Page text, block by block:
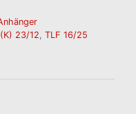
23/12, TLF 16/25